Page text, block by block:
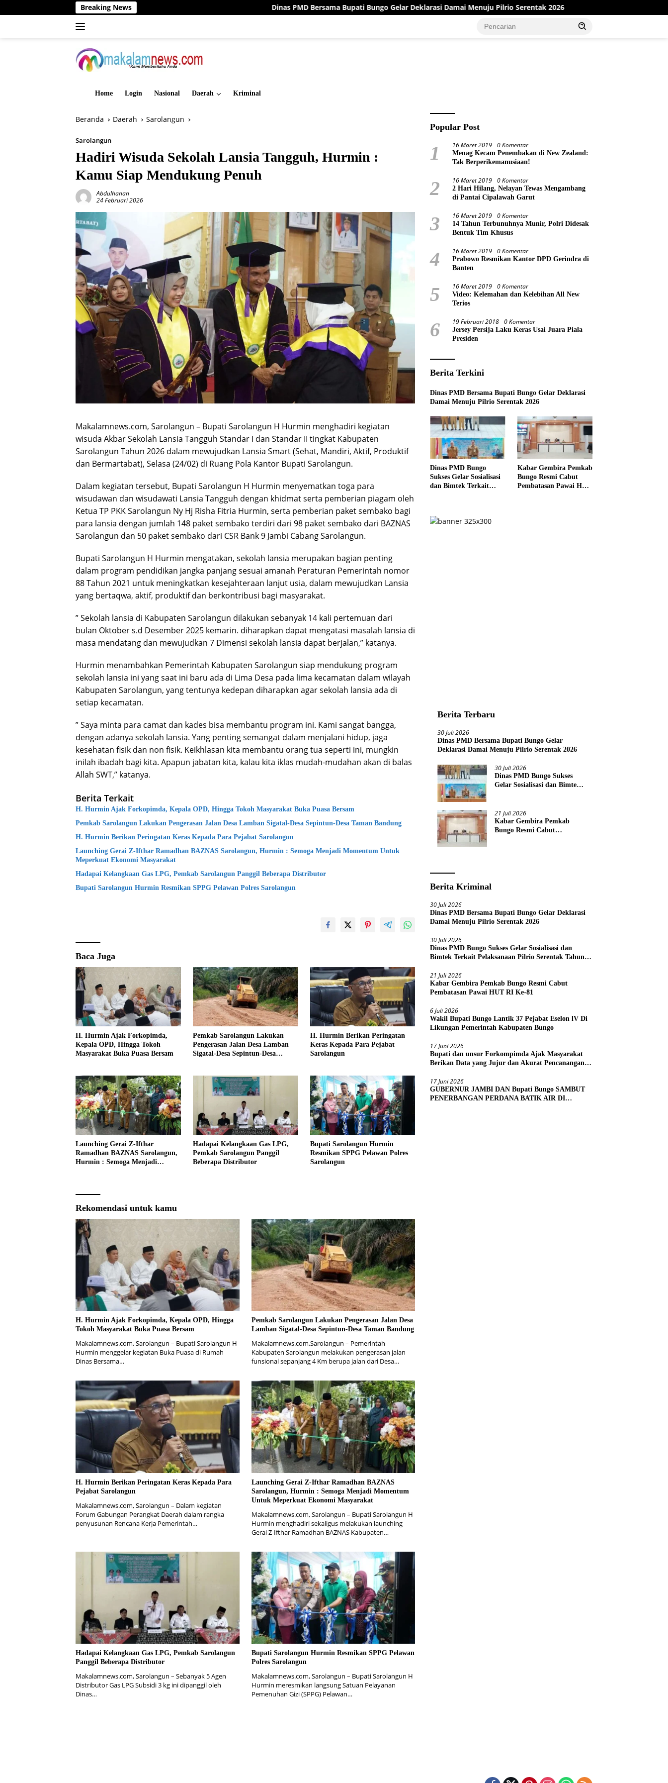
ke
Breaking News Dinas PMD Bersama Bupati Bungo Gelar Deklarasi Damai Menuju Pilrio Serentak 2026 Dinas PMD Bungo Sukses Gelar
Home Login Nasional Daerah Kriminal
Beranda Daerah Sarolangun
Sarolangun
Hadiri Wisuda Sekolah Lansia Tangguh, Hurmin :
Kamu Siap Mendukung Penuh
Abdulhanan
24 Februari 2026
Makalamnews.com, Sarolangun – Bupati Sarolangun H Hurmin menghadiri kegiatan
wisuda Akbar Sekolah Lansia Tangguh Standar I dan Standar II tingkat Kabupaten
Sarolangun Tahun 2026 dalam mewujudkan Lansia Smart (Sehat, Mandiri, Aktif, Produktif
dan Bermartabat), Selasa (24/02) di Ruang Pola Kantor Bupati Sarolangun.
Dalam kegiatan tersebut, Bupati Sarolangun H Hurmin menyematkan toga para
wisudawan dan wisudawati Lansia Tangguh dengan khidmat serta pemberian piagam oleh
Ketua TP PKK Sarolangun Ny Hj Risha Fitria Hurmin, serta pemberian paket sembako bagi
para lansia dengan jumlah 148 paket sembako terdiri dari 98 paket sembako dari BAZNAS
Sarolangun dan 50 paket sembako dari CSR Bank 9 Jambi Cabang Sarolangun.
Bupati Sarolangun H Hurmin mengatakan, sekolah lansia merupakan bagian penting
dalam program pendidikan jangka panjang sesuai amanah Peraturan Pemerintah nomor
88 Tahun 2021 untuk meningkatkan kesejahteraan lanjut usia, dalam mewujudkan Lansia
yang bertaqwa, aktif, produktif dan berkontribusi bagi masyarakat.
” Sekolah lansia di Kabupaten Sarolangun dilakukan sebanyak 14 kali pertemuan dari
bulan Oktober s.d Desember 2025 kemarin. diharapkan dapat mengatasi masalah lansia di
masa mendatang dan mewujudkan 7 Dimensi sekolah lansia dapat berjalan,” katanya.
Hurmin menambahkan Pemerintah Kabupaten Sarolangun siap mendukung program
sekolah lansia ini yang saat ini baru ada di Lima Desa pada lima kecamatan dalam wilayah
Kabupaten Sarolangun, yang tentunya kedepan diharapkan agar sekolah lansia ada di
setiap kecamatan.
” Saya minta para camat dan kades bisa membantu program ini. Kami sangat bangga,
dengan adanya sekolah lansia. Yang penting semangat dalam menjalani hidup, jaga
kesehatan fisik dan non fisik. Keikhlasan kita membantu orang tua seperti ini, mungkin
inilah ibadah bagi kita. Apapun jabatan kita, kalau kita iklas mudah-mudahan akan di balas
Allah SWT,” katanya.
Berita Terkait
H. Hurmin Ajak Forkopimda, Kepala OPD, Hingga Tokoh Masyarakat Buka Puasa Bersam
Pemkab Sarolangun Lakukan Pengerasan Jalan Desa Lamban Sigatal-Desa Sepintun-Desa Taman Bandung
H. Hurmin Berikan Peringatan Keras Kepada Para Pejabat Sarolangun
Launching Gerai Z-Ifthar Ramadhan BAZNAS Sarolangun, Hurmin : Semoga Menjadi Momentum Untuk
Meperkuat Ekonomi Masyarakat
Hadapai Kelangkaan Gas LPG, Pemkab Sarolangun Panggil Beberapa Distributor
Bupati Sarolangun Hurmin Resmikan SPPG Pelawan Polres Sarolangun
Baca Juga
H. Hurmin Ajak Forkopimda,
Kepala OPD, Hingga Tokoh
Masyarakat Buka Puasa Bersam
Pemkab Sarolangun Lakukan
Pengerasan Jalan Desa Lamban
Sigatal-Desa Sepintun-Desa
H. Hurmin Berikan Peringatan
Keras Kepada Para Pejabat
Sarolangun
Launching Gerai Z-Ifthar
Ramadhan BAZNAS Sarolangun,
Hurmin : Semoga Menjadi
Hadapai Kelangkaan Gas LPG,
Pemkab Sarolangun Panggil
Beberapa Distributor
Bupati Sarolangun Hurmin
Resmikan SPPG Pelawan Polres
Sarolangun
Rekomendasi untuk kamu
H. Hurmin Ajak Forkopimda, Kepala OPD, Hingga
Tokoh Masyarakat Buka Puasa Bersam
Makalamnews.com, Sarolangun – Bupati Sarolangun H
Hurmin menggelar kegiatan Buka Puasa di Rumah
Dinas Bersama…
Pemkab Sarolangun Lakukan Pengerasan Jalan Desa
Lamban Sigatal-Desa Sepintun-Desa Taman Bandung
Makalamnews.com,Sarolangun – Pemerintah
Kabupaten Sarolangun melakukan pengerasan jalan
funsional sepanjang 4 Km berupa jalan dari Desa…
H. Hurmin Berikan Peringatan Keras Kepada Para
Pejabat Sarolangun
Makalamnews.com, Sarolangun – Dalam kegiatan
Forum Gabungan Perangkat Daerah dalam rangka
penyusunan Rencana Kerja Pemerintah…
Launching Gerai Z-Ifthar Ramadhan BAZNAS
Sarolangun, Hurmin : Semoga Menjadi Momentum
Untuk Meperkuat Ekonomi Masyarakat
Makalamnews.com, Sarolangun – Bupati Sarolangun H
Hurmin menghadiri sekaligus melakukan launching
Gerai Z-Ifthar Ramadhan BAZNAS Kabupaten…
Hadapai Kelangkaan Gas LPG, Pemkab Sarolangun
Panggil Beberapa Distributor
Makalamnews.com, Sarolangun – Sebanyak 5 Agen
Distributor Gas LPG Subsidi 3 kg ini dipanggil oleh
Dinas…
Bupati Sarolangun Hurmin Resmikan SPPG Pelawan
Polres Sarolangun
Makalamnews.com, Sarolangun – Bupati Sarolangun H
Hurmin meresmikan langsung Satuan Pelayanan
Pemenuhan Gizi (SPPG) Pelawan…
Popular Post
1 16 Maret 2019 0 Komentar
Menag Kecam Penembakan di New Zealand:
Tak Berperikemanusiaan!
2 16 Maret 2019 0 Komentar
2 Hari Hilang, Nelayan Tewas Mengambang
di Pantai Cipalawah Garut
3 16 Maret 2019 0 Komentar
14 Tahun Terbunuhnya Munir, Polri Didesak
Bentuk Tim Khusus
4 16 Maret 2019 0 Komentar
Prabowo Resmikan Kantor DPD Gerindra di
Banten
5 16 Maret 2019 0 Komentar
Video: Kelemahan dan Kelebihan All New
Terios
6 19 Februari 2018 0 Komentar
Jersey Persija Laku Keras Usai Juara Piala
Presiden
Berita Terkini
Dinas PMD Bersama Bupati Bungo Gelar Deklarasi
Damai Menuju Pilrio Serentak 2026
Dinas PMD Bungo
Sukses Gelar Sosialisasi
dan Bimtek Terkait
Kabar Gembira Pemkab
Bungo Resmi Cabut
Pembatasan Pawai HUT
Berita Terbaru
30 Juli 2026
Dinas PMD Bersama Bupati Bungo Gelar
Deklarasi Damai Menuju Pilrio Serentak 2026
30 Juli 2026
Dinas PMD Bungo Sukses
Gelar Sosialisasi dan Bimtek
21 Juli 2026
Kabar Gembira Pemkab
Bungo Resmi Cabut
Berita Kriminal
30 Juli 2026
Dinas PMD Bersama Bupati Bungo Gelar Deklarasi
Damai Menuju Pilrio Serentak 2026
30 Juli 2026
Dinas PMD Bungo Sukses Gelar Sosialisasi dan
Bimtek Terkait Pelaksanaan Pilrio Serentak Tahun
21 Juli 2026
Kabar Gembira Pemkab Bungo Resmi Cabut
Pembatasan Pawai HUT RI Ke-81
6 Juli 2026
Wakil Bupati Bungo Lantik 37 Pejabat Eselon lV Di
Likungan Pemerintah Kabupaten Bungo
17 Juni 2026
Bupati dan unsur Forkompimda Ajak Masyarakat
Berikan Data yang Jujur dan Akurat Pencanangan
17 Juni 2026
GUBERNUR JAMBI DAN Bupati Bungo SAMBUT
PENERBANGAN PERDANA BATIK AIR DI